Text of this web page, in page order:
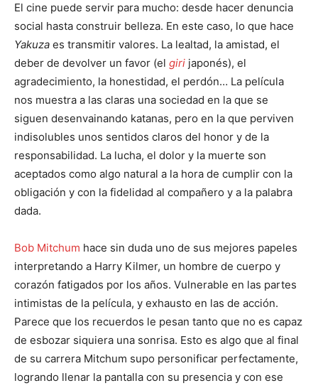
El cine puede servir para mucho: desde hacer denuncia
social hasta construir belleza. En este caso, lo que hace
Yakuza es transmitir valores. La lealtad, la amistad, el
deber de devolver un favor (el giri japonés), el
agradecimiento, la honestidad, el perdón… La película
nos muestra a las claras una sociedad en la que se
siguen desenvainando katanas, pero en la que perviven
indisolubles unos sentidos claros del honor y de la
responsabilidad. La lucha, el dolor y la muerte son
aceptados como algo natural a la hora de cumplir con la
obligación y con la fidelidad al compañero y a la palabra
dada.
Bob Mitchum hace sin duda uno de sus mejores papeles
interpretando a Harry Kilmer, un hombre de cuerpo y
corazón fatigados por los años. Vulnerable en las partes
intimistas de la película, y exhausto en las de acción.
Parece que los recuerdos le pesan tanto que no es capaz
de esbozar siquiera una sonrisa. Esto es algo que al final
de su carrera Mitchum supo personificar perfectamente,
logrando llenar la pantalla con su presencia y con ese